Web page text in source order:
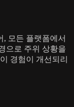
, 모든 플랫폼에서
으로 주위 상황을
경험이 개선되리